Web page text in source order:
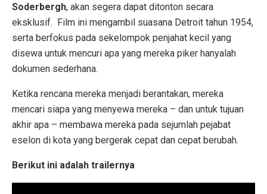
Soderbergh, akan segera dapat ditonton secara
eksklusif. Film ini mengambil suasana Detroit tahun 1954,
serta berfokus pada sekelompok penjahat kecil yang
disewa untuk mencuri apa yang mereka piker hanyalah
dokumen sederhana.
Ketika rencana mereka menjadi berantakan, mereka
mencari siapa yang menyewa mereka – dan untuk tujuan
akhir apa – membawa mereka pada sejumlah pejabat
eselon di kota yang bergerak cepat dan cepat berubah.
Berikut ini adalah trailernya